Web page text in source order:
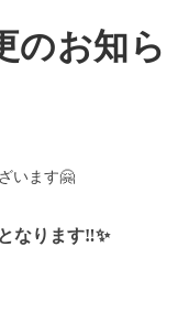
のお知ら
います🤗
なります‼︎✨